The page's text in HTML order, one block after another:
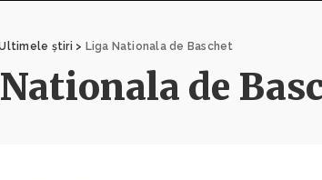
știri > Liga Nationala de Baschet
de